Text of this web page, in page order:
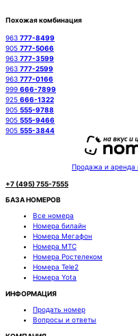
Похожая комбинация
963 777-8499
905 777-5066
963 777-3599
963 777-2599
963 777-0166
999 666-7899
925 666-1322
905 555-9788
905 555-9466
905 555-3844
Продажа и аренда
+7 (495) 755-7555
БАЗА НОМЕРОВ
Все номера
Номера билайн
Номера Мегафон
Номера МТС
Номера Ростелеком
Номера Tele2
Номера Yota
ИНФОРМАЦИЯ
Продать номер
Вопросы и ответы